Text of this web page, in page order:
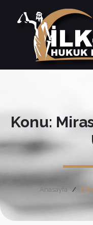
Konu:
Anasayfa